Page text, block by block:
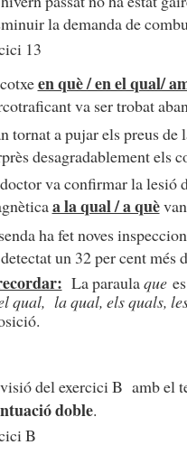
la demanda de
13
en què / en el qual/
va ser trobat
tornat a pujar els preus de
desagradablement els
va confirmar la lesió
a la qual / a quèvan
ha fet noves
un 32 per cent més
La paraulaquees
qual, la qual, els quals,
del exercici B amb el
doble.
B